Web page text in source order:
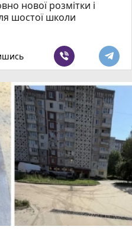
нової розмітки і
шостої школи